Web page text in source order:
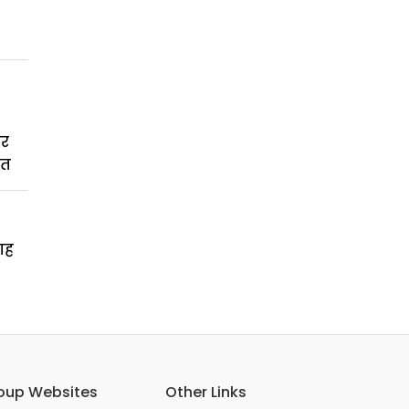
Websites Other Links